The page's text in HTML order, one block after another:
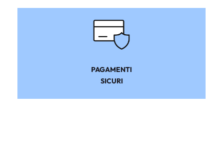
PAGAMENTI
SICURI